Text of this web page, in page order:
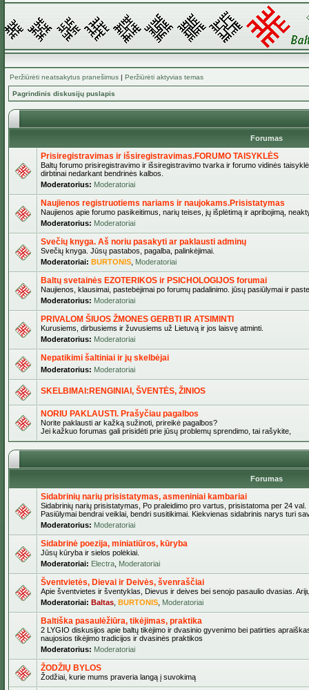
Peržiūrėti neatsakytus pranešimus | Peržiūrėti aktyvias temas
Pagrindinis diskusijų puslapis
Forumas
Prisiregistravimas ir išsiregistravimas.FORUMO TAISYKLĖS
Baltų forumo prisiregistravimo ir išsiregistravimo tvarka ir forumo vidinės
dirbtinai nedarkant bendrinės kalbos.
Moderatorius: Moderatoriai
Naujienos registruotiems nariams ir naujokams.Prisistatymas
Naujienos apie forumo pasikeitimus, narių teises, jų išplėtimą ir apribojimą,
Moderatorius: Moderatoriai
Svečių knyga. Aš noriu pasakyti ar paklausti adminų
Svečių knyga. Jūsų pastabos, pagalba, palinkėjimai.
Moderatoriai: BURTONIS Moderatoriai
Baltų svetainės EZOTERIKOS ir PSICHOLOGIJOS forumai
Naujienos, klausimai, pastebėjimai po forumų padalinimo. jūsų pasiūlymai ir
Moderatorius: Moderatoriai
PRIVALOM ŠIUOS ŽMONES GERBTI IR ATSIMINTI
Kurusiems, dirbusiems ir žuvusiems už Lietuvą ir jos laisvę atminti.
Moderatorius: Moderatoriai
Nepatikimi šaltiniai ir jų skelbėjai
Moderatorius: Moderatoriai
SKELBIMAI:RENGINIAI, ŠVENTĖS, ŽINIOS
NORIU PAKLAUSTI. Prašyčiau pagalbos
Norite paklausti ar kažką sužinoti, prireikė pagalbos?
Jei kažkuo forumas gali prisidėti prie jūsų problemų sprendimo, tai rašykite,
Forumas
Sidabrinių narių prisistatymas, asmeniniai kambariai
Sidabrinių narių prisistatymas, Po praleidimo pro vartus, prisistatoma per 24 val.
Pasiūlymai bendrai veiklai, bendri susitikimai. Kiekvienas sidabrinis narys turi
Moderatorius: Moderatoriai
Sidabrinė poezija, miniatiūros, kūryba
Jūsų kūryba ir sielos polėkiai.
Moderatoriai: Electra Moderatoriai
Šventvietės, Dievai ir Deivės, švenraščiai
Apie šventvietes ir šventyklas, Dievus ir deives bei senojo pasaulio dvasias.
Moderatoriai: Baltas BURTONIS Moderatoriai
Baltiška pasaulėžiūra, tikėjimas, praktika
2 LYGIO diskusijos apie baltų tikėjimo ir dvasinio gyvenimo bei patirties
naujosios tikėjimo tradicijos ir dvasinės praktikos
Moderatorius: Moderatoriai
ŽODŽIŲ BYLOS
Žodžiai, kurie mums praveria langą į suvokimą